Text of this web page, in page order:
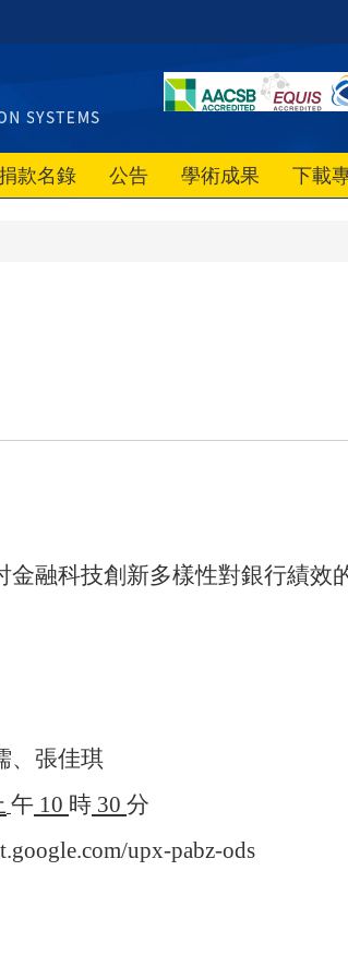
款名錄 公告 學術成果 下載
金融科技創新多樣性對銀行績效
、張佳琪
午 10 時 30 分
upx-pabz-ods